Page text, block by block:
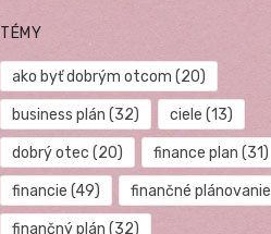
TÉMY
ako byť dobrým otcom (20)
business plán (32) ciele (13)
dobrý otec (20) finance plan (31)
financie (49) finančné plánovanie
finančný plán (32)